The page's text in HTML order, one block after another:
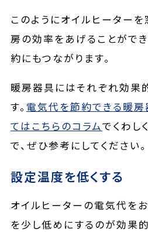
このようにオイルヒーターを
房の効率をあげることがで
約にもつながります。
暖房器具にはそれぞれ効果
す。 電気代を節約できる暖
てはこちらのコラムでくわし
で、ぜひ参考にしてください。
設定温度を低くする
オイルヒーターの電気代を
を少し低めにするのが効果